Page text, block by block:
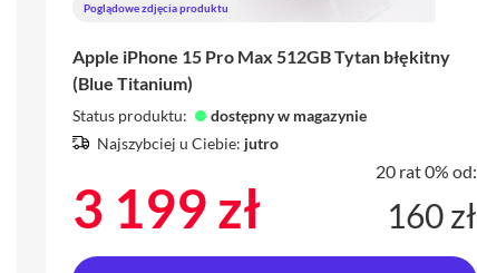
Poglądowe zdjęcia produktu
Apple iPhone 15 Pro Max 512GB Tytan błękitny
(Blue Titanium)
Status produktu:
dostępny w magazynie
Najszybciej u Ciebie: jutro
3 199 zł
20 rat 0% od:
160 zł